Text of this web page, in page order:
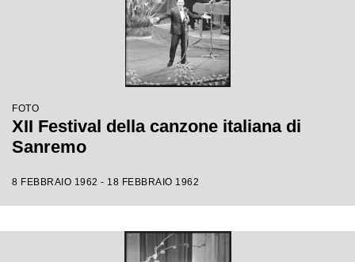
FOTO
XII Festival della canzone italiana di
Sanremo
8 FEBBRAIO 1962 - 18 FEBBRAIO 1962